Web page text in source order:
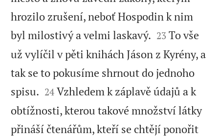
hrozilo zrušení, neboť Hospodin k nim
byl milostivý a velmi laskavý. 

23 To vše
už vylíčil v pěti knihách Jáson z Kyrény, a
tak se to pokusíme shrnout do jednoho
spisu. 

24 Vzhledem k záplavě údajů a k
obtížnosti, kterou takové množství látky
přináší čtenářům, kteří se chtějí ponořit